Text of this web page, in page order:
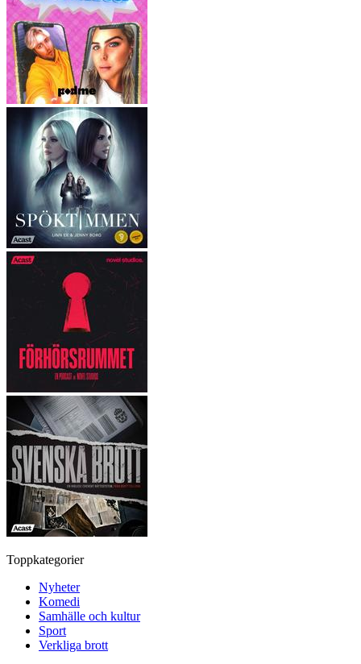
Toppkategorier
Nyheter
Komedi
Samhälle och kultur
Sport
Verkliga brott